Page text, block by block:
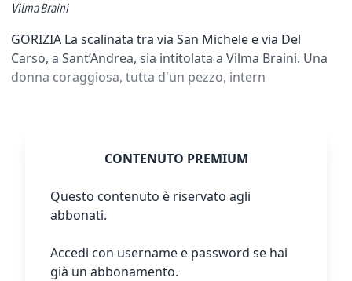
Vilma Braini
GORIZIA La scalinata tra via San Michele e via Del
Carso, a Sant’Andrea, sia intitolata a Vilma Braini. Una
donna coraggiosa, tutta d'un pezzo, intern
CONTENUTO PREMIUM
Questo contenuto è riservato agli
abbonati.
Accedi con username e password se hai
già un abbonamento.